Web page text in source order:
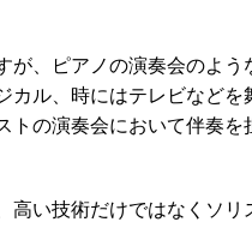
が、ピアノの演奏会のよ
カル、時にはテレビなど
トの演奏会において伴奏
高い技術だけではなくソ